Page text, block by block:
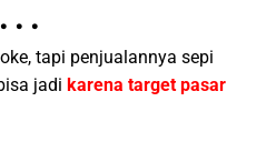
. .
tapi penjualannya sepi
jadi karena target pasar